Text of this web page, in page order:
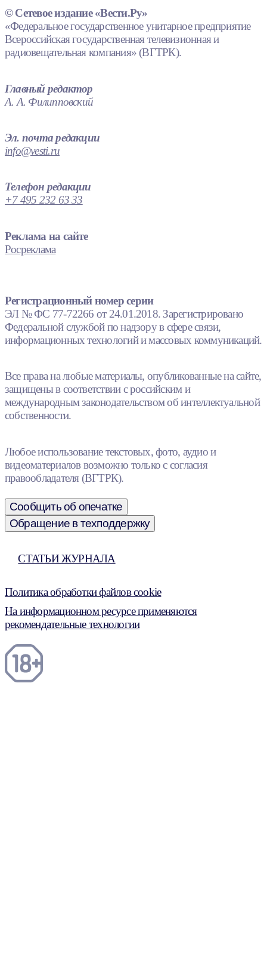
© Сетевое издание «Вести.Ру»
«Федеральное государственное унитарное предприятие
Всероссийская государственная телевизионная и
радиовещательная компания» (ВГТРК).
Главный редактор
А. А. Филипповский
Эл. почта редакции
info@vesti.ru
Телефон редакции
+7 495 232 63 33
Реклама на сайте
Росреклама
Регистрационный номер серии
ЭЛ № ФС 77-72266 от 24.01.2018. Зарегистрировано
Федеральной службой по надзору в сфере связи,
информационных технологий и массовых коммуникаций.
Все права на любые материалы, опубликованные на сайте,
защищены в соответствии с российским и
международным законодательством об интеллектуальной
собственности.
Любое использование текстовых, фото, аудио и
видеоматериалов возможно только с согласия
правообладателя (ВГТРК).
Сообщить об опечатке
Обращение в техподдержку
СТАТЬИ ЖУРНАЛА
Политика обработки файлов cookie
На информационном ресурсе применяются
рекомендательные технологии